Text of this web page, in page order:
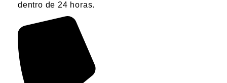
dentro de 24 horas.